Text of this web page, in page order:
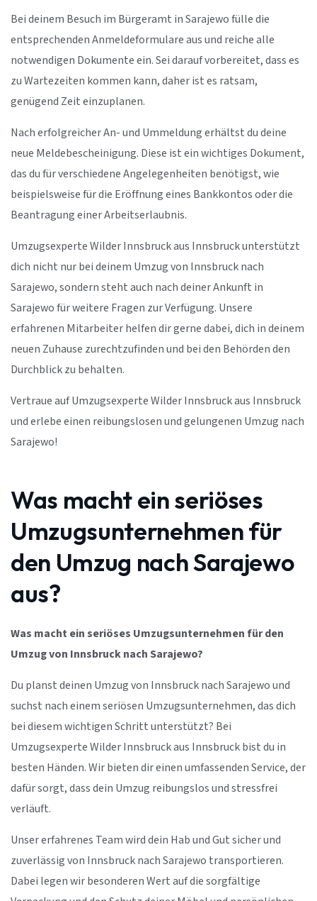
Bei deinem Besuch im Bürgeramt in Sarajewo fülle die
entsprechenden Anmeldeformulare aus und reiche alle
notwendigen Dokumente ein. Sei darauf vorbereitet, dass es
zu Wartezeiten kommen kann, daher ist es ratsam,
genügend Zeit einzuplanen.
Nach erfolgreicher An- und Ummeldung erhältst du deine
neue Meldebescheinigung. Diese ist ein wichtiges Dokument,
das du für verschiedene Angelegenheiten benötigst, wie
beispielsweise für die Eröffnung eines Bankkontos oder die
Beantragung einer Arbeitserlaubnis.
Umzugsexperte Wilder Innsbruck aus Innsbruck unterstützt
dich nicht nur bei deinem Umzug von Innsbruck nach
Sarajewo, sondern steht auch nach deiner Ankunft in
Sarajewo für weitere Fragen zur Verfügung. Unsere
erfahrenen Mitarbeiter helfen dir gerne dabei, dich in deinem
neuen Zuhause zurechtzufinden und bei den Behörden den
Durchblick zu behalten.
Vertraue auf Umzugsexperte Wilder Innsbruck aus Innsbruck
und erlebe einen reibungslosen und gelungenen Umzug nach
Sarajewo!
Was macht ein seriöses
Umzugsunternehmen für
den Umzug nach Sarajewo
aus?
Was macht ein seriöses Umzugsunternehmen für den
Umzug von Innsbruck nach Sarajewo?
Du planst deinen Umzug von Innsbruck nach Sarajewo und
suchst nach einem seriösen Umzugsunternehmen, das dich
bei diesem wichtigen Schritt unterstützt? Bei
Umzugsexperte Wilder Innsbruck aus Innsbruck bist du in
besten Händen. Wir bieten dir einen umfassenden Service, der
dafür sorgt, dass dein Umzug reibungslos und stressfrei
verläuft.
Unser erfahrenes Team wird dein Hab und Gut sicher und
zuverlässig von Innsbruck nach Sarajewo transportieren.
Dabei legen wir besonderen Wert auf die sorgfältige